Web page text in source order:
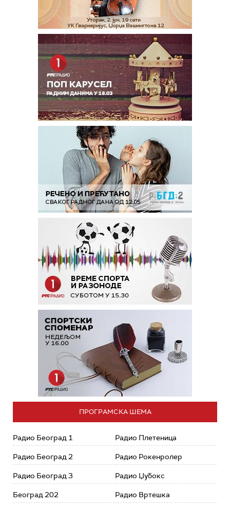
ПРОГРАМСКА ШЕМА
Радио Београд 1
Радио Београд 2
Радио Београд 3
Београд 202
Радио Плетеница
Радио Рокенролер
Радио Џубокс
Радио Вртешка